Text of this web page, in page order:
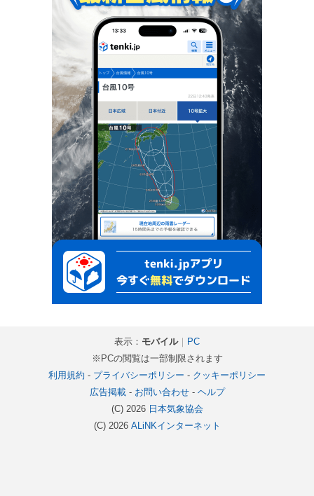
表示： モバイル｜
PC
※PCの閲覧は一部制限されます
利用規約 - プライバシーポリシー - クッキーポリシー
広告掲載- お問い合わせ- ヘルプ
(C) 2026 日本気象協会
(C) 2026 ALiNKインターネット